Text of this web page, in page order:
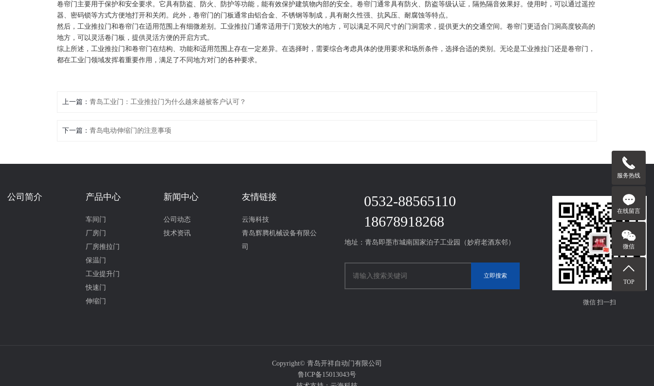
卷帘门主要用于保护和安全要求。它具有防盗、防火、防护等功能，能有效保护建筑物内部的安全。卷帘门通常具有防火、防盗等级认证，隔热隔音效果好。使用时，可以通过遥控
器、密码锁等方式方便地打开和关闭。此外，卷帘门的门板通常由铝合金、不锈钢等制成，具有耐久性强、抗风压、耐腐蚀等特点。
然后，工业推拉门和卷帘门在适用范围上有细微差别。工业推拉门通常适用于门宽较大的地方，可以满足不同尺寸的门洞需求，提供更大的交通空间。卷帘门更适合门洞高度较高的
地方，可以灵活卷门板，提供灵活方便的开启方式。
综上所述，工业推拉门和卷帘门在结构、功能和适用范围上存在一定差异。在选择时，需要综合考虑具体的使用要求和场所条件，选择合适的类别。无论是工业推拉门还是卷帘门，
都在工业门领域发挥着重要作用，满足了不同地方对门的各种要求。
上一篇： 青岛工业门：工业推拉门为什么越来越被客户认可？
下一篇： 青岛电动伸缩门的注意事项
公司简介 产品中心
车间门
厂房门
厂房推拉门
保温门
工业提升门
快速门
伸缩门
新闻中心
公司动态
技术资讯
友情链接
云海科技
青岛辉腾机械设备有限公
司
0532-88565110
18678918268
地址：青岛即墨市城南国家泊子工业园（妙府老酒东邻）
微信 扫一扫
Copyright© 青岛开祥自动门有限公司
鲁ICP备15013043号
服务热线
在线留言
微信
TOP